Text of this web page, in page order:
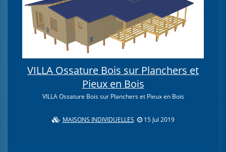
VILLA Ossature Bois sur Planchers et
Pieux en Bois
VILLA Ossature Bois sur Planchers et Pieux en Bois
MAISONS INDIVIDUELLES 15 Jul 2019